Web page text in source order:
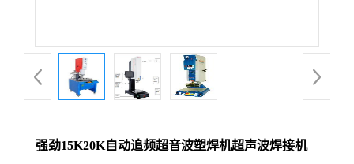
强劲15K20K自动追频超音波塑焊机超声波焊接机